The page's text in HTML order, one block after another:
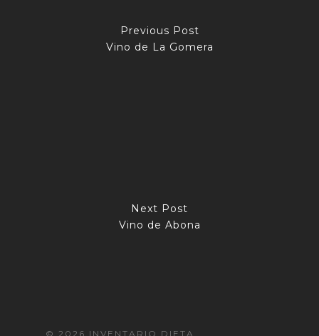
Previous Post
Vino de La Gomera
Next Post
Vino de Abona
© 2026 INVENTARIO DIETA